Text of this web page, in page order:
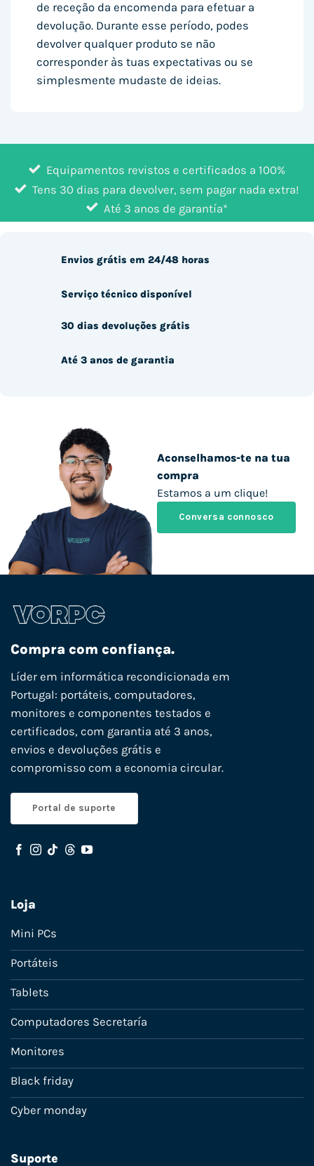
de receção da encomenda para efetuar a
devolução. Durante esse período, podes
devolver qualquer produto se não
corresponder às tuas expectativas ou se
simplesmente mudaste de ideias.
Equipamentos revistos e certificados a 100%
Tens 30 dias para devolver, sem pagar nada extra!
Até 3 anos de garantía*
Aconselhamos-te na tua
compra
Estamos a um clique!
Conversa connosco
Envios grátis em 24/48 horas
Serviço técnico disponível
30 dias devoluções grátis
Até 3 anos de garantia
Compra com confiança.
Líder em informática recondicionada em
Portugal: portáteis, computadores,
monitores e componentes testados e
certificados, com garantia até 3 anos,
envios e devoluções grátis e
compromisso com a economia circular.
Portal de suporte
Loja
Mini PCs
Portáteis
Tablets
Computadores Secretaría
Monitores
Black friday
Cyber monday
Suporte